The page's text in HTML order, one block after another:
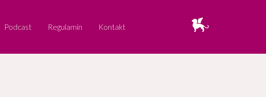
Podcast Regulamin Kontakt